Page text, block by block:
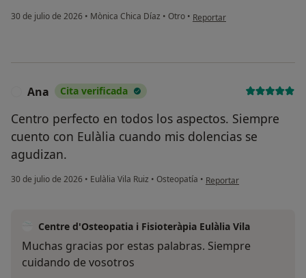
30 de julio de 2026 • Mònica Chica Díaz • Otro • en opinión del usuario Joan
Reportar
Ana Cita verificada
Centro perfecto en todos los aspectos. Siempre
cuento con Eulàlia cuando mis dolencias se
agudizan.
30 de julio de 2026 • Eulàlia Vila Ruiz • Osteopatía • en opinión del usuario Ana
Reportar
Centre d'Osteopatia i Fisioteràpia Eulàlia Vila
Muchas gracias por estas palabras. Siempre
cuidando de vosotros